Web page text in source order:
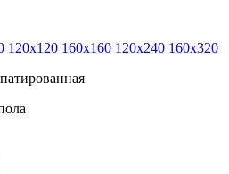
120x120 160x160 120x240 160x320